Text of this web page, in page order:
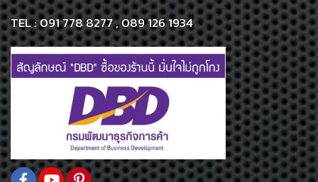
TEL : 091 778 8277 , 089 126 1934